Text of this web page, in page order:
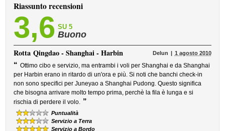
Riassunto recensioni
3,6 SU 5
Buono
RottaQingdao - Shanghai - Harbin Delun 1 agosto 2010
“ Ottimo cibo e servizio, ma entrambi i voli per Shanghai e da Shanghai
per Harbin erano in ritardo di un'ora e più. Si noti che banchi check-in
non sono specifici per Juneyao a Shanghai Pudong. Questo significa
che bisogna arrivare molto tempo prima, perchè la fila è lunga e si
rischia di perdere il volo. ”
Puntualità
Servizio a Terra
Servizio a Bordo